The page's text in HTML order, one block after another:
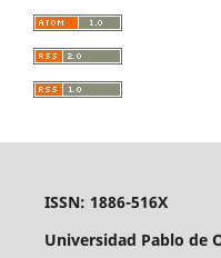
ISSN: 1886-516X
Universidad Pablo de